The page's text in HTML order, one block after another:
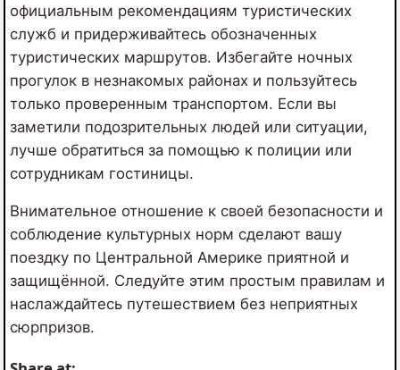
официальным рекомендациям туристических
служб и придерживайтесь обозначенных
туристических маршрутов. Избегайте ночных
прогулок в незнакомых районах и пользуйтесь
только проверенным транспортом. Если вы
заметили подозрительных людей или ситуации,
лучше обратиться за помощью к полиции или
сотрудникам гостиницы.
Внимательное отношение к своей безопасности и
соблюдение культурных норм сделают вашу
поездку по Центральной Америке приятной и
защищённой. Следуйте этим простым правилам и
наслаждайтесь путешествием без неприятных
сюрпризов.